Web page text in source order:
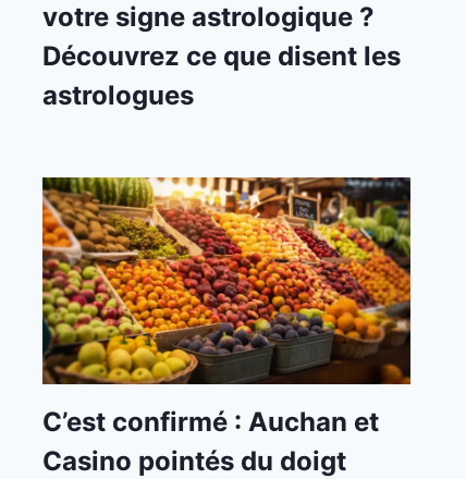
votre signe astrologique ?
Découvrez ce que disent les
astrologues
C’est confirmé : Auchan et
Casino pointés du doigt